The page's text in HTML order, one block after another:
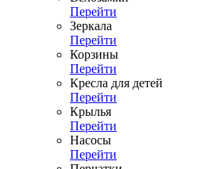
Перейти
Зеркала
Перейти
Корзины
Перейти
Кресла для детей
Перейти
Крылья
Перейти
Насосы
Перейти